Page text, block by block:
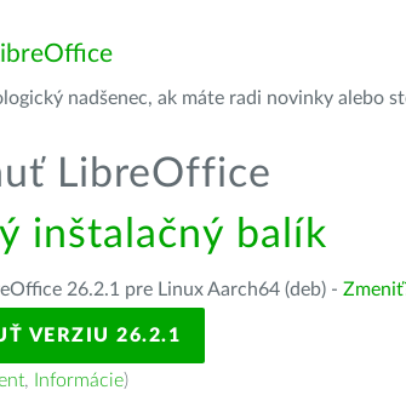
nadšenec, ak máte radi novinky alebo
LibreOffice
inštalačný balík
26.2.1 pre Linux Aarch64 (deb) -
VERZIU 26.2.1
, Informácie)